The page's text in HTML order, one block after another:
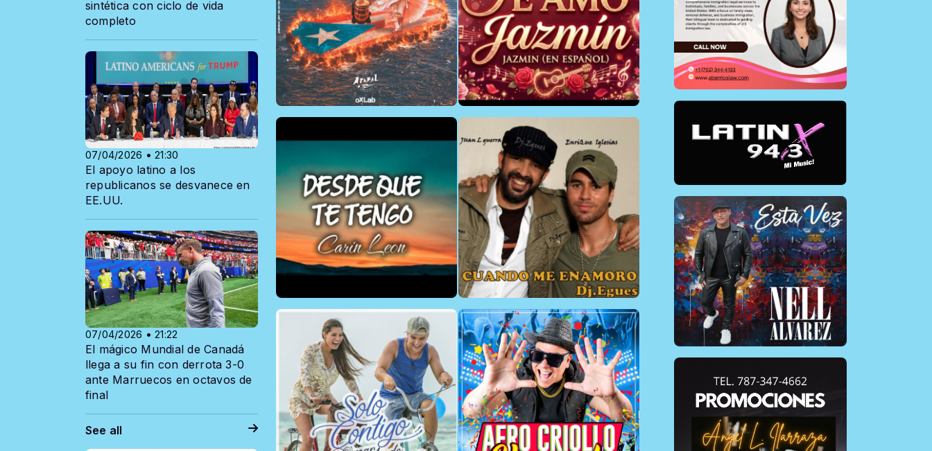
sintética con ciclo de vida
completo
07/04/2026 • 21:30
El apoyo latino a los
republicanos se desvanece en
EE.UU.
07/04/2026 • 21:22
El mágico Mundial de Canadá
llega a su fin con derrota 3-0
ante Marruecos en octavos de
final
See all